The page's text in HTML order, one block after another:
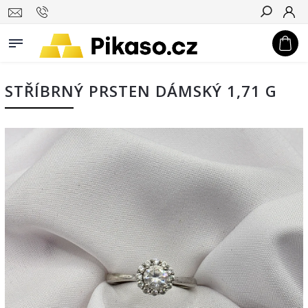
Hledat
STŘÍBRNÝ PRSTEN DÁMSKÝ 1,71 G